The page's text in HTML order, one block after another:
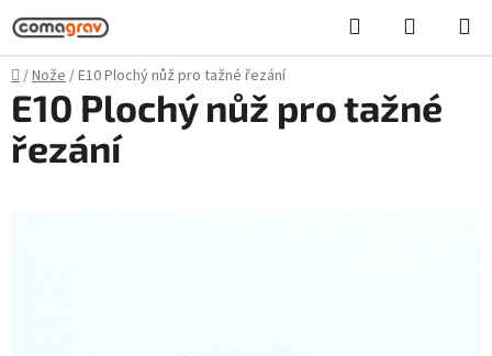
Přejít
na
obsah
Hledat
KOŠÍK
Domů
/Nože/E10 Plochý nůž pro tažné řezání
E10 Plochý nůž pro tažné
řezání